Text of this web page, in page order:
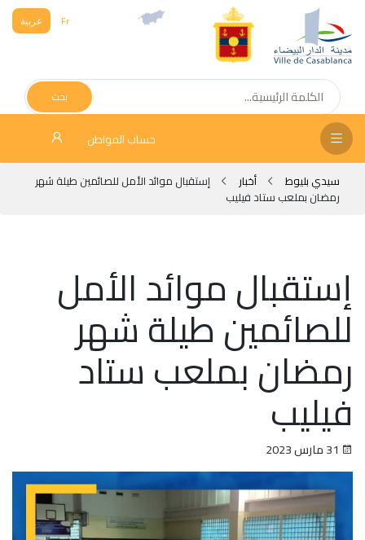
Fr عربية
بحث
حساب المواطن
سيدي بليوط أخبار
إستقبال موائد الأمل للصائمين طيلة شهر
رمضان بملعب ستاد فيليب
إستقبال موائد الأمل
للصائمين طيلة شهر
رمضان بملعب ستاد
فيليب